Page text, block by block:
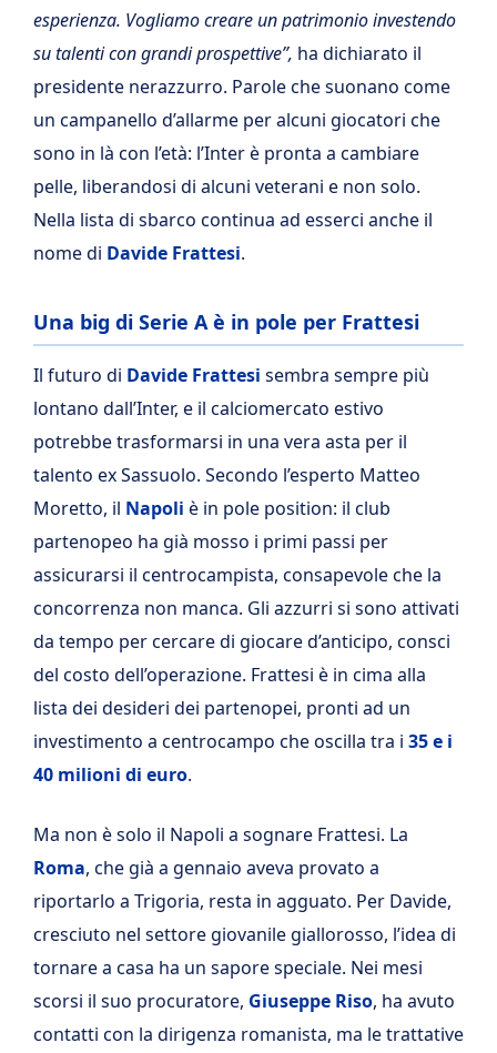
esperienza. Vogliamo creare un patrimonio investendo
su talenti con grandi prospettive”, ha dichiarato il
presidente nerazzurro. Parole che suonano come
un campanello d’allarme per alcuni giocatori che
sono in là con l’età: l’Inter è pronta a cambiare
pelle, liberandosi di alcuni veterani e non solo.
Nella lista di sbarco continua ad esserci anche il
nome di Davide Frattesi.
Una big di Serie A è in pole per Frattesi
Il futuro di Davide Frattesi sembra sempre più
lontano dall’Inter, e il calciomercato estivo
potrebbe trasformarsi in una vera asta per il
talento ex Sassuolo. Secondo l’esperto Matteo
Moretto, il Napoli è in pole position: il club
partenopeo ha già mosso i primi passi per
assicurarsi il centrocampista, consapevole che la
concorrenza non manca. Gli azzurri si sono attivati
da tempo per cercare di giocare d’anticipo, consci
del costo dell’operazione. Frattesi è in cima alla
lista dei desideri dei partenopei, pronti ad un
investimento a centrocampo che oscilla tra i 35 e i
40 milioni di euro.
Ma non è solo il Napoli a sognare Frattesi. La
Roma, che già a gennaio aveva provato a
riportarlo a Trigoria, resta in agguato. Per Davide,
cresciuto nel settore giovanile giallorosso, l’idea di
tornare a casa ha un sapore speciale. Nei mesi
scorsi il suo procuratore, Giuseppe Riso, ha avuto
contatti con la dirigenza romanista, ma le trattative